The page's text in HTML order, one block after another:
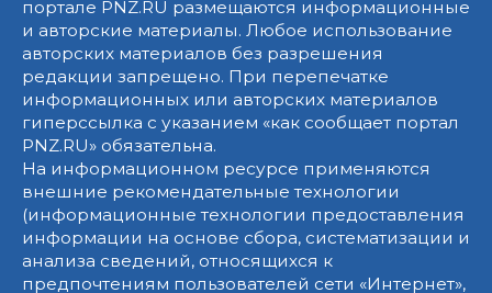
портале PNZ.RU размещаются информационные
и авторские материалы. Любое использование
авторских материалов без разрешения
редакции запрещено. При перепечатке
информационных или авторских материалов
гиперссылка с указанием «как сообщает портал
PNZ.RU» обязательна.
На информационном ресурсе применяются
внешние рекомендательные технологии
(информационные технологии предоставления
информации на основе сбора, систематизации и
анализа сведений, относящихся к
предпочтениям пользователей сети «Интернет»,